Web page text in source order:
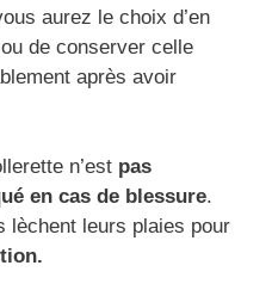
aurez le choix d’en
de conserver celle
après avoir
n’est pas
en cas de blessure.
lèchent leurs plaies pour